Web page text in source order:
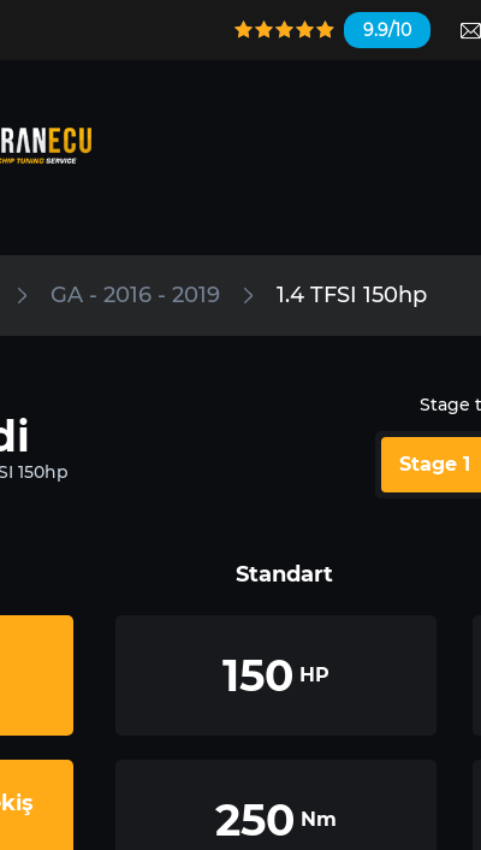
9.9/10
GA - 2016 - 2019 1.4 TFSI 150hp
150hp
Stage
Stage 1
Standart
150 HP
250 Nm